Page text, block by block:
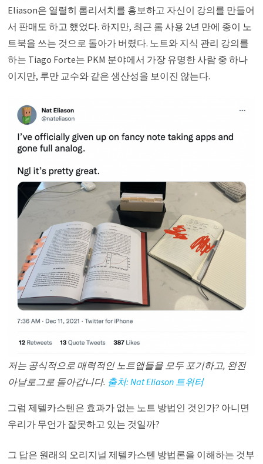
Eliason은 열렬히 롬리서치를 홍보하고 자신이 강의를 만들어
서 판매도 하고 했었다. 하지만, 최근 롬 사용 2년 만에 종이 노
트북을 쓰는 것으로 돌아가 버렸다. 노트와 지식 관리 강의를
하는 Tiago Forte는 PKM 분야에서 가장 유명한 사람 중 하나
이지만, 루만 교수와 같은 생산성을 보이진 않는다.
저는 공식적으로 매력적인 노트앱들을 모두 포기하고, 완전
아날로그로 돌아갑니다. 출처: Nat Eliason 트위터
그럼 제텔카스텐은 효과가 없는 노트 방법인 것인가? 아니면
우리가 무언가 잘못하고 있는 것일까?
그 답은 원래의 오리지널 제텔카스텐 방법론을 이해하는 것부